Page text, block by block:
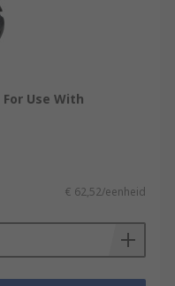
Use With
€ 62,52/eenheid